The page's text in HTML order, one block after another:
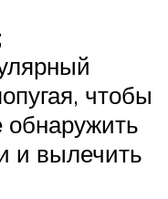
чтобы
и вылечить